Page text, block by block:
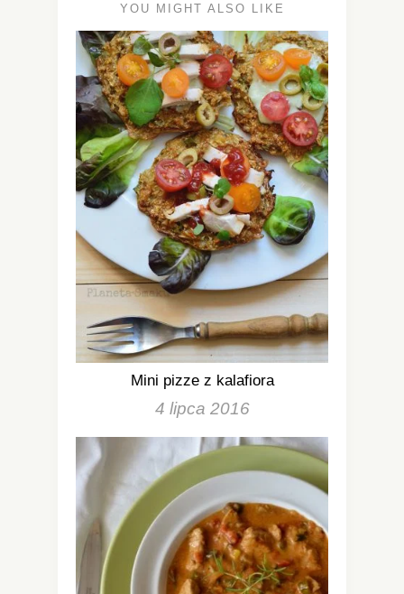
YOU MIGHT ALSO LIKE
Mini pizze z kalafiora
4 lipca 2016